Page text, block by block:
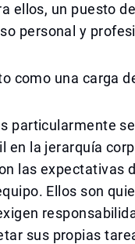
ellos, un puesto
personal y
como una carga
particularmente
en la jerarquía
las expectativas
Ellos son
sus propias